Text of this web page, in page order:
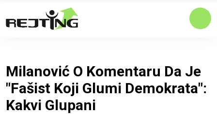
Milanović O Komentaru Da Je
"fašist Koji Glumi Demokrata":
Kakvi Glupani